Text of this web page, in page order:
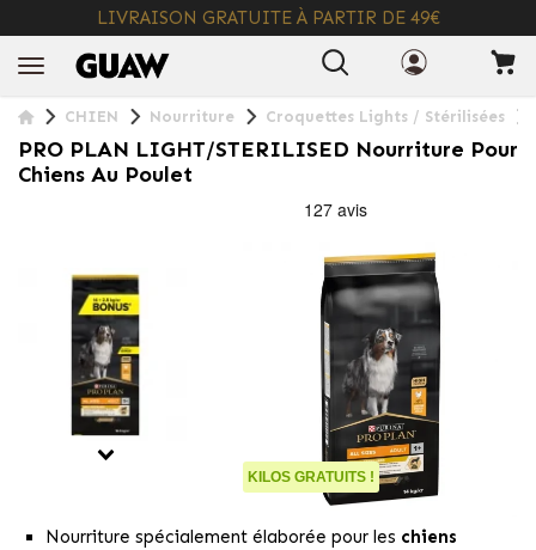
LIVRAISON GRATUITE À PARTIR DE 49€
CHIEN Nourriture Croquettes Lights / Stérilisées
PRO PLAN LIGHT/STERILISED Nourriture Pour
Chiens Au Poulet
KILOS GRATUITS !
Nourriture spécialement élaborée pour les chiens